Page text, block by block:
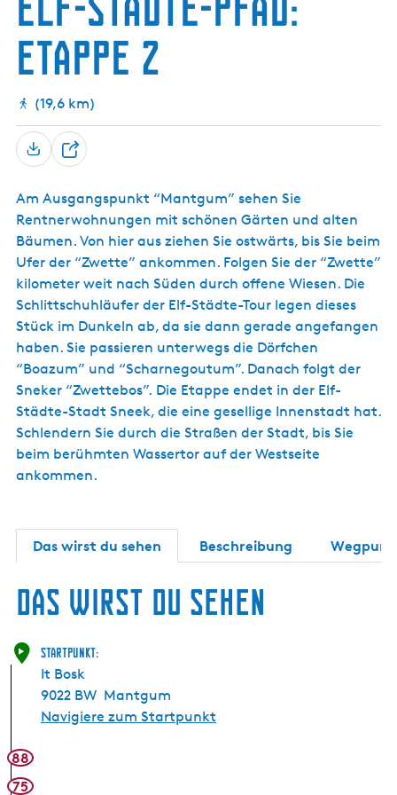
h
e
S
n
e
e
k
e
k
etappe 2
(19,6 km)
T
i
l
e
n
Am Ausgangspunkt “Mantgum” sehen Sie
Rentnerwohnungen mit schönen Gärten und alten
Bäumen. Von hier aus ziehen Sie ostwärts, bis Sie beim
Ufer der “Zwette” ankommen. Folgen Sie der “Zwette”
kilometer weit nach Süden durch offene Wiesen. Die
Schlittschuhläufer der Elf-Städte-Tour legen dieses
Stück im Dunkeln ab, da sie dann gerade angefangen
haben. Sie passieren unterwegs die Dörfchen
“Boazum” und “Scharnegoutum”. Danach folgt der
Sneker “Zwettebos”. Die Etappe endet in der Elf-
Städte-Stadt Sneek, die eine gesellige Innenstadt hat.
Schlendern Sie durch die Straßen der Stadt, bis Sie
beim berühmten Wassertor auf der Westseite
ankommen.
Das wirst du sehen Beschreibung
Das wirst du sehen
Startpunkt:
It Bosk
9022 BW Mantgum
Navigiere zum Startpunkt
88
75